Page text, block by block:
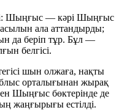
Шыңғыс — кәрі Шыңғыс
ала аттандырды;
да беріп тұр. Бұл —
белгісі.
шын олжаға, нақты
орталығынан жырақ
Шыңғыс бөктерінде де
жаңғырығы естілді.